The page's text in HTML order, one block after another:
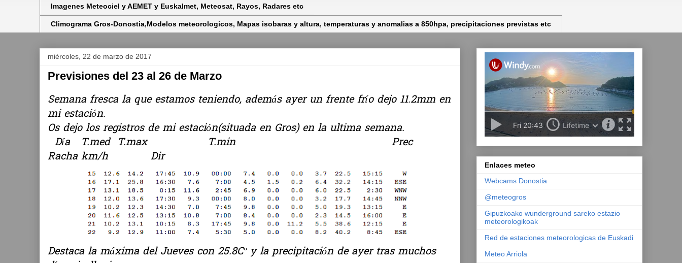
Imagenes Meteociel y AEMET y Euskalmet, Meteosat, Rayos, Radares etc
Climograma Gros-Donostia,Modelos meteorologicos, Mapas isobaras y altura, temperaturas y anomalias a 850hpa, precipitaciones previstas etc
miércoles, 22 de marzo de 2017
Previsiones del 23 al 26 de Marzo
Semana fresca la que estamos teniendo, además ayer un frente frío dejo 11.2mm en
mi estación.
Os dejo los registros de mi estación(situada en Gros) en la ultima semana.
Día T.med T.max T.min Prec
Racha km/h Dir
Destaca la máxima del Jueves con 25.8Cº y la precipitación de ayer tras muchos
Enlaces meteo
Webcams Donostia
@meteogros
Gipuzkoako wunderground sareko estazio
meteorologikoak
Red de estaciones meteorologicas de Euskadi
Meteo Arriola